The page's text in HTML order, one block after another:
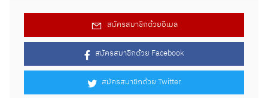
สมัครสมาชิกด้วยอีเมล
สมัครสมาชิกด้วย Facebook
สมัครสมาชิกด้วย Twitter